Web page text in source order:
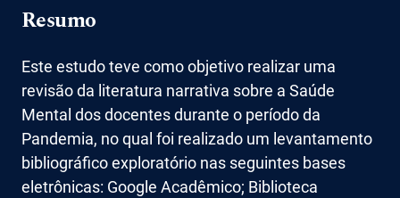
Resumo
Este estudo teve como objetivo realizar uma
revisão da literatura narrativa sobre a Saúde
Mental dos docentes durante o período da
Pandemia, no qual foi realizado um levantamento
bibliográfico exploratório nas seguintes bases
eletrônicas: Google Acadêmico; Biblioteca